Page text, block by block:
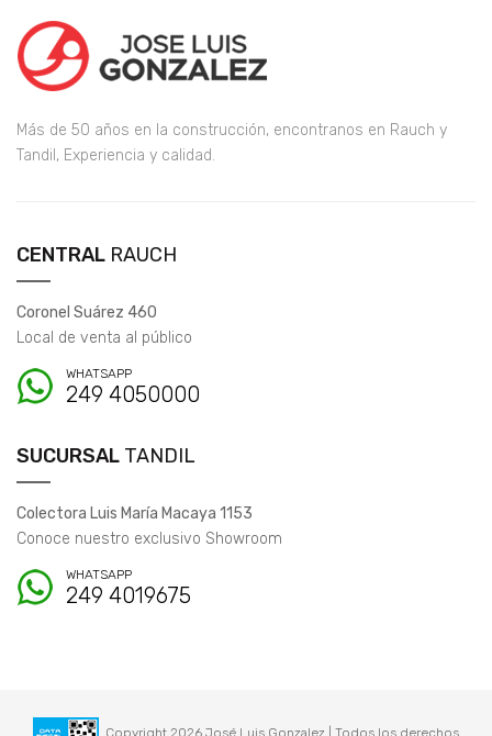
Más de 50 años en la construcción, encontranos en Rauch y
Tandil, Experiencia y calidad.
CENTRAL RAUCH
Coronel Suárez 460
Local de venta al público
WHATSAPP
249 4050000
SUCURSAL TANDIL
Colectora Luis María Macaya 1153
Conoce nuestro exclusivo Showroom
WHATSAPP
249 4019675
Copyright 2026 José Luis Gonzalez | Todos los derechos